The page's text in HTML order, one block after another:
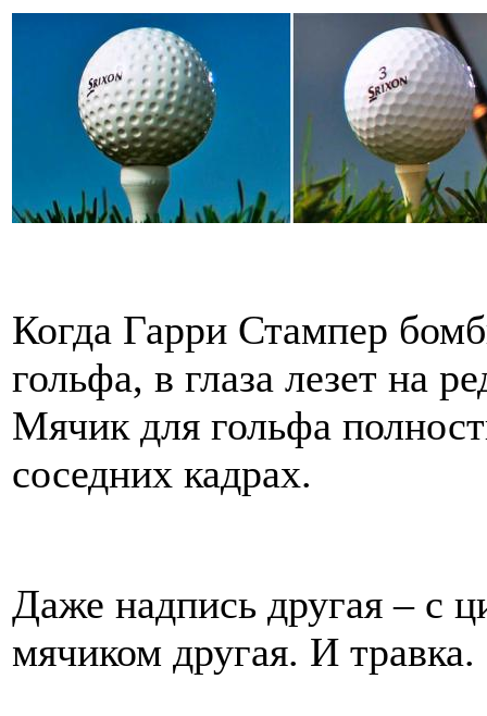
Когда Гарри Стампер
гольфа, в глаза лезет на
Мячик для гольфа
соседних кадрах.
Даже надпись другая – с
мячиком другая. И